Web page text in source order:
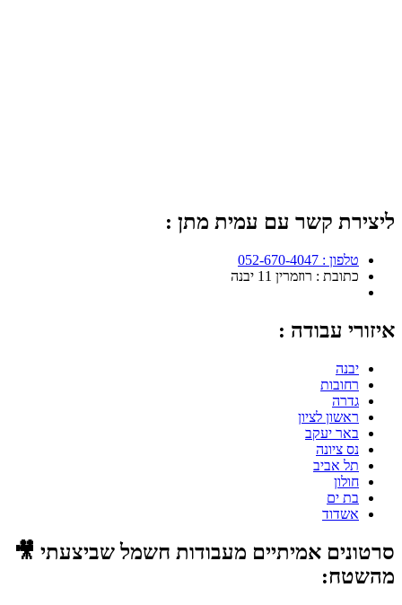
ליצירת קשר עם עמית מתן :
טלפון : 052-670-4047
כתובת : רוזמרין 11 יבנה
איזורי עבודה :
יבנה
רחובות
גדרה
ראשון לציון
באר יעקב
נס ציונה
תל אביב
חולון
בת ים
אשדוד
סרטונים אמיתיים מעבודות חשמל שביצעתי 🎥
מהשטח: